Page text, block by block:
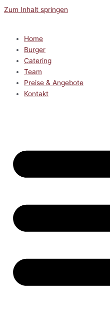
Zum Inhalt springen
Home
Burger
Catering
Team
Preise & Angebote
Kontakt